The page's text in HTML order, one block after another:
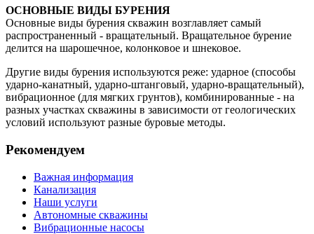
ОСНОВНЫЕ ВИДЫ БУРЕНИЯ
Основные виды бурения скважин возглавляет самый
распространенный - вращательный. Вращательное бурение
делится на шарошечное, колонковое и шнековое.
Другие виды бурения используются реже: ударное (способы
ударно-канатный, ударно-штанговый, ударно-вращательный),
вибрационное (для мягких грунтов), комбинированные - на
разных участках скважины в зависимости от геологических
условий используют разные буровые методы.
Рекомендуем
Важная информация
Канализация
Наши услуги
Автономные скважины
Вибрационные насосы